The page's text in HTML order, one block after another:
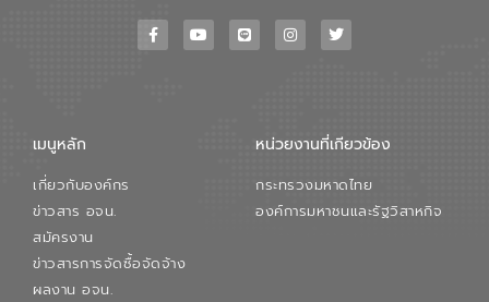
เมนูหลัก
เกี่ยวกับองค์กร
ข่าวสาร อจน.
สมัครงาน
ข่าวสารการจัดซื้อจัดจ้าง
ผลงาน อจน.
หน่วยงานที่เกียวข้อง
กระทรวงมหาดไทย
องค์การมหาชนและรัฐวิสาหกิจ